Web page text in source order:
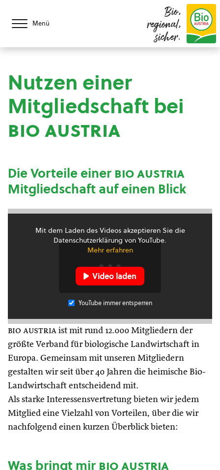
Menü
Bio,
regional,
sicher.
Nutzen einer
Mitgliedschaft bei
bio austria
Die Vorteile einerbio austria
Mitgliedschaft auf einen Blick
Mit dem Laden des Videos akzeptieren Sie die
Datenschutzerklärung von YouTube.
Mehr erfahren
Video laden
YouTube immer entsperren
bio austria ist mit rund 12.000 Mitgliedern der
größte Verband für biologische Landwirtschaft in
Europa. Gemeinsam mit unseren Mitgliedern
gestalten wir seit über 40 Jahren die heimische Bio-
Landwirtschaft entscheidend mit.
Als starke Interessensvertretung bieten wir jedem
Mitglied eine Vielzahl von Vorteilen, über die wir
nachfolgend einen kurzen Überblick bieten:
Was bringt mirbio austria